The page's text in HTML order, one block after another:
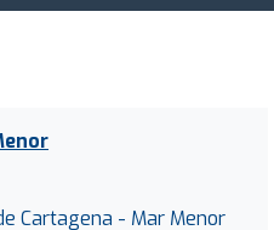
Cartagena - Mar Menor